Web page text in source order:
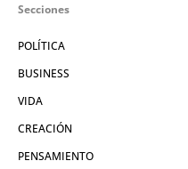
Secciones
POLÍTICA
BUSINESS
VIDA
CREACIÓN
PENSAMIENTO